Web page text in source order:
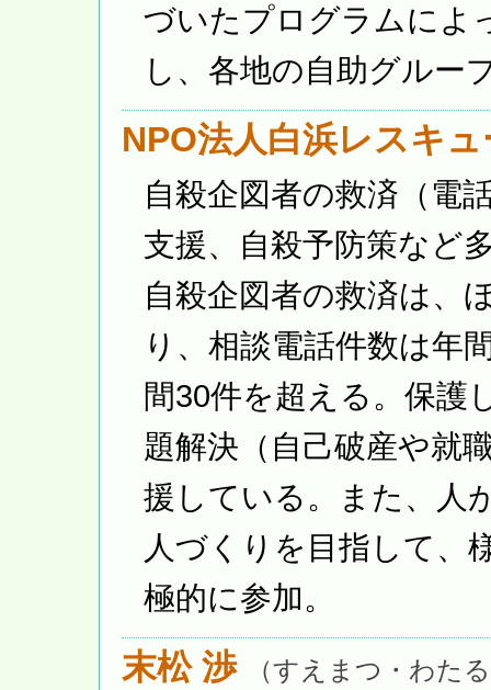
づいたプログラムによ
し、各地の自助グルー
NPO法人白浜レスキ
自殺企図者の救済（電
支援、自殺予防策など
自殺企図者の救済は、
り、相談電話件数は年
間30件を超える。保護
題解決（自己破産や就
援している。また、人
人づくりを目指して、
極的に参加。
末松 渉 （すえまつ・わた